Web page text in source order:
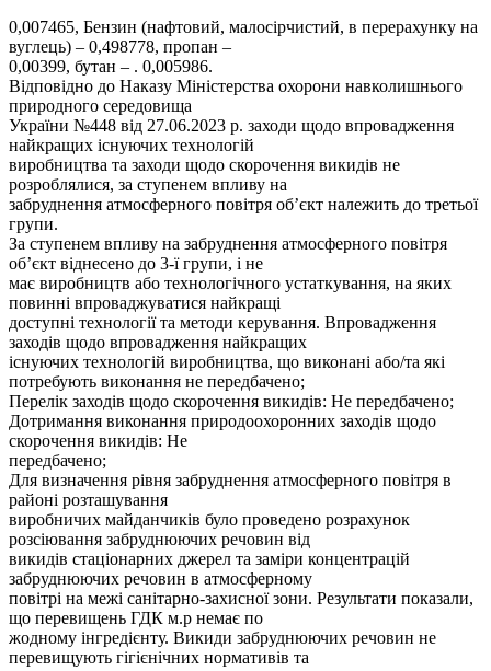
0,007465, Бензин (нафтовий, малосірчистий, в перерахунку на
вуглець) – 0,498778, пропан –
0,00399, бутан – . 0,005986.
Відповідно до Наказу Міністерства охорони навколишнього
природного середовища
України №448 від 27.06.2023 р. заходи щодо впровадження
найкращих існуючих технологій
виробництва та заходи щодо скорочення викидів не
розроблялися, за ступенем впливу на
забруднення атмосферного повітря об’єкт належить до третьої
групи.
За ступенем впливу на забруднення атмосферного повітря
об’єкт віднесено до 3-ї групи, і не
має виробництв або технологічного устаткування, на яких
повинні впроваджуватися найкращі
доступні технології та методи керування. Впровадження
заходів щодо впровадження найкращих
існуючих технологій виробництва, що виконані або/та які
потребують виконання не передбачено;
Перелік заходів щодо скорочення викидів: Не передбачено;
Дотримання виконання природоохоронних заходів щодо
скорочення викидів: Не
передбачено;
Для визначення рівня забруднення атмосферного повітря в
районі розташування
виробничих майданчиків було проведено розрахунок
розсіювання забруднюючих речовин від
викидів стаціонарних джерел та заміри концентрацій
забруднюючих речовин в атмосферному
повітрі на межі санітарно-захисної зони. Результати показали,
що перевищень ГДК м.р немає по
жодному інгредієнту. Викиди забруднюючих речовин не
перевищують гігієнічних нормативів та